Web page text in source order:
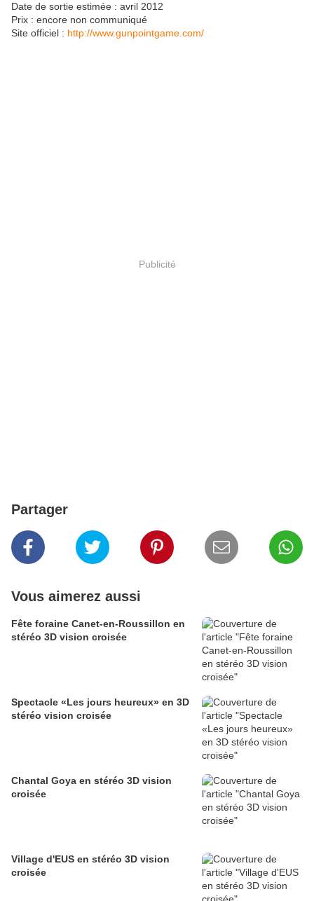
Date de sortie estimée : avril 2012
Prix : encore non communiqué
Site officiel : http://www.gunpointgame.com/
Publicité
Partager
Vous aimerez aussi
Fête foraine Canet-en-Roussillon en
stéréo 3D vision croisée
Spectacle «Les jours heureux» en 3D
stéréo vision croisée
Chantal Goya en stéréo 3D vision
croisée
Village d'EUS en stéréo 3D vision
croisée